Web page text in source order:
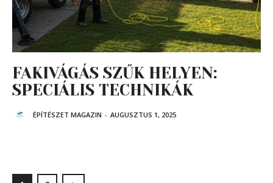
FAKIVÁGÁS SZŰK HELYEN:
SPECIÁLIS TECHNIKÁK
ÉPÍTÉSZET MAGAZIN - AUGUSZTUS 1, 2025